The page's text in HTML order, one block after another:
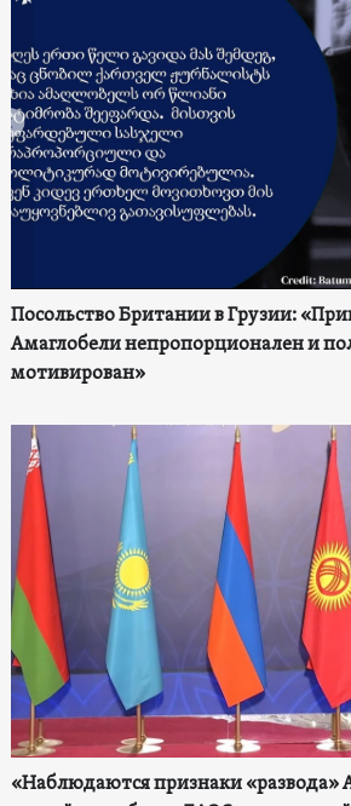
Посольство Британии в Грузии:
Амаглобели непропорционален и
мотивирован»
«Наблюдаются признаки «развода»